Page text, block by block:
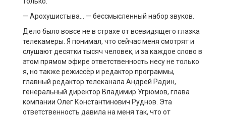
— Арохушистыва… — бессмысленный набор звуков.
Дело было вовсе не в страхе от всевидящего глазка
телекамеры. Я понимал, что сейчас меня смотрят и
слушают десятки тысяч человек, и за каждое слово в
этом прямом эфире ответственность несу не только
я, но также режиссёр и редактор программы,
главный редактор телеканала Андрей Радин,
генеральный директор Владимир Угрюмов, глава
компании Олег Константинович Руднов. Эта
ответственность давила на меня так, что от